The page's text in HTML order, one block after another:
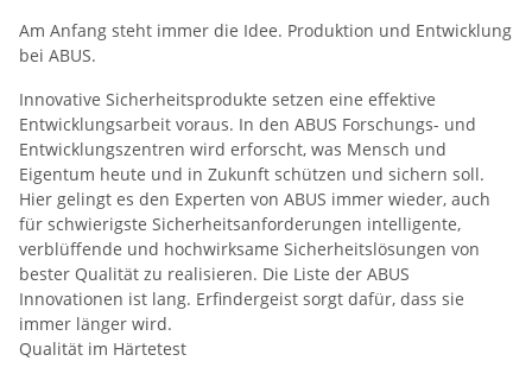
Am Anfang steht immer die Idee. Produktion und Entwicklung
bei ABUS.
Innovative Sicherheitsprodukte setzen eine effektive
Entwicklungsarbeit voraus. In den ABUS Forschungs- und
Entwicklungszentren wird erforscht, was Mensch und
Eigentum heute und in Zukunft schützen und sichern soll.
Hier gelingt es den Experten von ABUS immer wieder, auch
für schwierigste Sicherheitsanforderungen intelligente,
verblüffende und hochwirksame Sicherheitslösungen von
bester Qualität zu realisieren. Die Liste der ABUS
Innovationen ist lang. Erfindergeist sorgt dafür, dass sie
immer länger wird.
Qualität im Härtetest